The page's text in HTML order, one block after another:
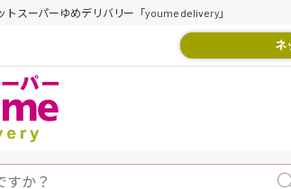
トスーパーゆめデリバリー「youme delivery」
ネ